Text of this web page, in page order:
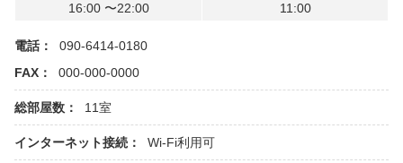
16:00 〜22:00
11:00
電話：
090-6414-0180
FAX：
000-000-0000
総部屋数： 11室
インターネット接続： Wi-Fi利用可